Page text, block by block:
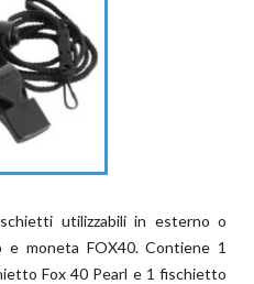
utilizzabili in esterno o
moneta FOX40. Contiene 1
Fox 40 Pearl e 1 fischietto